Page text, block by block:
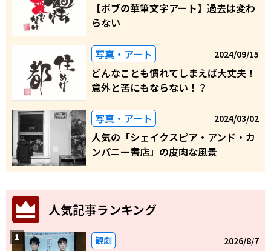
【ボブの華筆文字アート】過去は変わ
らない
写真・アート 2024/09/15
どんなことも慣れてしまえば大丈夫！
意外と苦にもならない！？
写真・アート 2024/03/02
人気の「シェイクスピア・アンド・カ
ンパニー書店」の皮肉な風景
人気記事ランキング
観劇 2026/8/7